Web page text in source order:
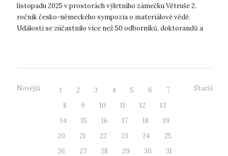
listopadu 2025 v prostorách výletního zámečku Větruše 2.
ročník česko-německého sympozia o materiálové vědě.
Události se zúčastnilo více než 50 odborníků, doktorandů a
Novější 1 2 3 4 5 6
7
8
9 10 11 12
13
14
15 16 17 18
19
20
21 22 23 24
25
26
27 28 29 30
31
Starší